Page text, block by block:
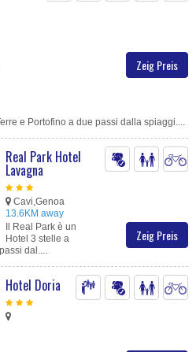
Zeig Preis
e Portofino a due passi dalla spiaggi....
Zeig Preis
Real Park Hotel
Lavagna
Cavi,Genoa
13.6KM away
Il Real Park è un
Hotel 3 stelle a
dal....
Hotel Doria